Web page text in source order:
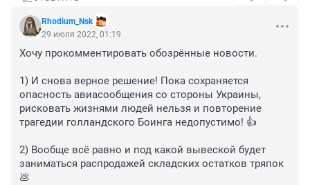
Rhodium_Nsk
29 июля 2022, 01:19
Хочу прокомментировать обозрённые новости.
1) И снова верное решение! Пока сохраняется
опасность авиасообщения со стороны Украины,
рисковать жизнями людей нельзя и повторение
трагедии голландского Боинга недопустимо! 👍
2) Вообще всё равно и под какой вывеской будет
заниматься распродажей складских остатков тряпок
💩